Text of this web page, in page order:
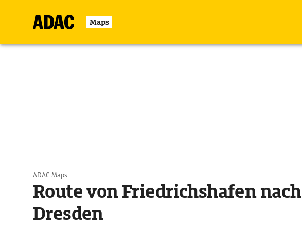
Maps
ADAC Maps
Route von Friedrichshafen nach
Dresden